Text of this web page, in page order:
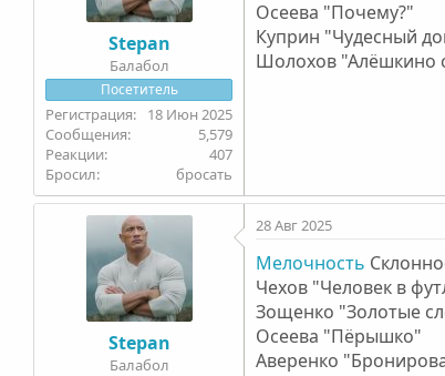
Stepan
Балабол
Посетитель
18 Июн 2025
5,579
407
Бросил
бросать
Осеева "Почему?"
Куприн "Чудесный
Шолохов "Алёшкино
Stepan
Балабол
28 Авг 2025
Мелочность
Чехов "Человек в
Зощенко "Золотые
Осеева "Пёрышко"
Аверенко